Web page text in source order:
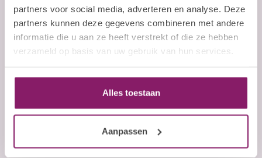
partners voor social media, adverteren en analyse. Deze
partners kunnen deze gegevens combineren met andere
informatie die u aan ze heeft verstrekt of die ze hebben
verzameld op basis van uw gebruik van hun services.
Alles toestaan
Aanpassen
Abonneer je op onze nieuwsbrief
Blijf op de hoogte over onze laatste acties
E-mailadres
Abonneer